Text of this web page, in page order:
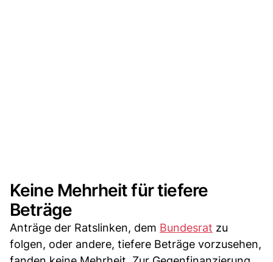
Keine Mehrheit für tiefere
Beträge
Anträge der Ratslinken, dem Bundesrat zu
folgen, oder andere, tiefere Beträge vorzusehen,